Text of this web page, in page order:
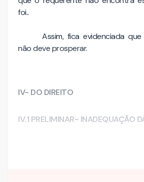
foi..
Assim, fica evidenciada
não deve prosperar.
IV- DO DIREITO
IV.1 PRELIMINAR- INADEQUAÇÃO